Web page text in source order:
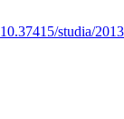
10.37415/studia/